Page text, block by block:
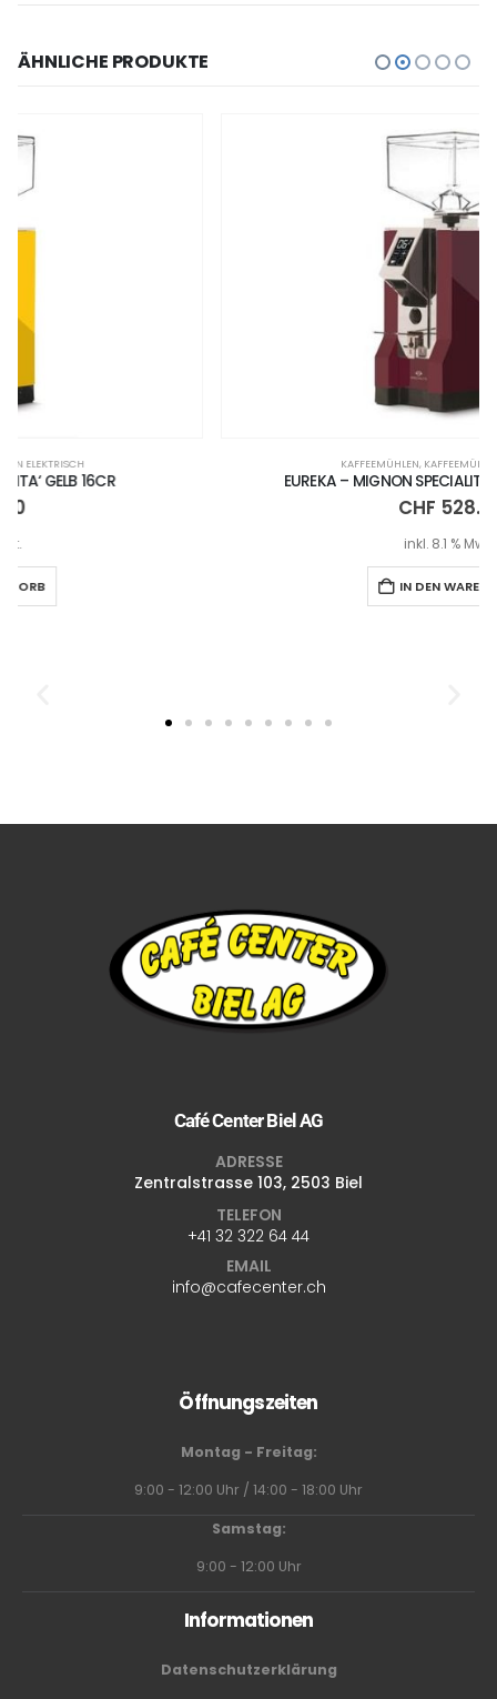
ÄHNLICHE PRODUKTE
KAFFEEMÜHLEN ELEKTRISCH
EUREKA – MIGNON SPECIALITA’ AMARANTO 16CR
Café Center Biel AG
ADRESSE
Zentralstrasse 103, 2503 Biel
TELEFON
+41 32 322 64 44
EMAIL
info@cafecenter.ch
Öffnungszeiten
Montag - Freitag:
9:00 - 12:00 Uhr / 14:00 - 18:00 Uhr
Samstag:
9:00 - 12:00 Uhr
Informationen
Datenschutzerklärung